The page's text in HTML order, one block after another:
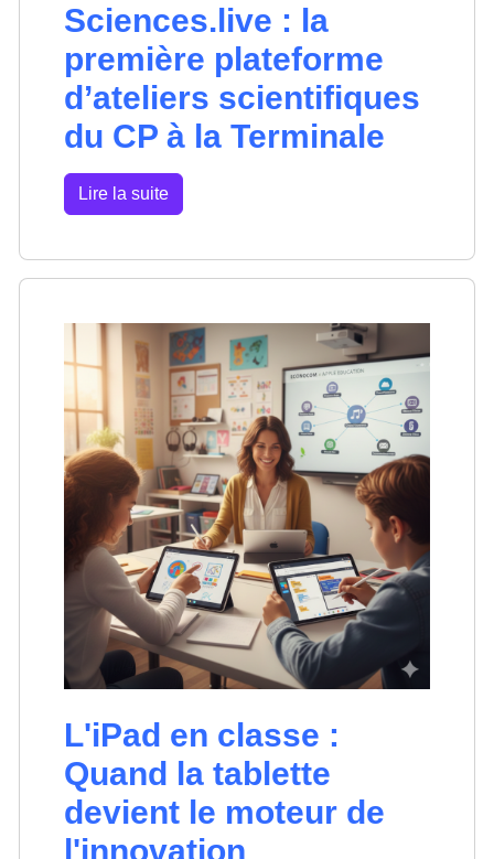
Sciences.live : la
première plateforme
d’ateliers scientifiques
du CP à la Terminale
Lire la suite
L'iPad en classe :
Quand la tablette
devient le moteur de
l'innovation